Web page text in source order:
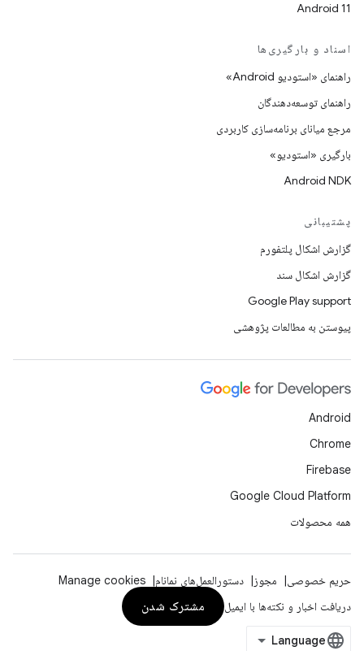
Android 11
اسناد و بارگیری‌ها
راهنمای «استودیو Android»
راهنمای توسعه‌دهندگان
مرجع میانای برنامه‌سازی کاربردی
بارگیری «استودیو»
Android NDK
پشتیبانی
گزارش اشکال پلتفورم
گزارش اشکال سند
Google Play support
پیوستن به مطالعات پژوهشی
Android
Chrome
Firebase
Google Cloud Platform
همه محصولات
حریم خصوصی مجوز دستورالعمل‌های نمانام
Manage cookies
دریافت اخبار و نکته‌ها با ایمیل
مشترک شدن